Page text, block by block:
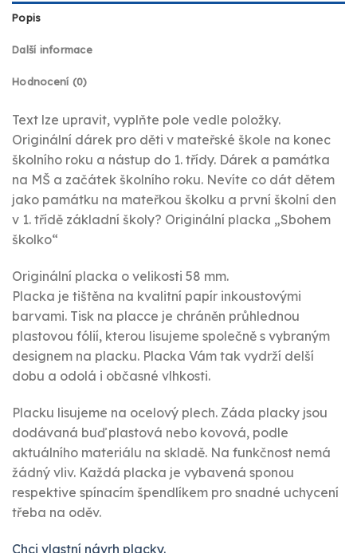
Popis
Další informace
Hodnocení (0)
Text lze upravit, vyplňte pole vedle položky.
Originální dárek pro děti v mateřské škole na konec
školního roku a nástup do 1. třídy. Dárek a památka
na MŠ a začátek školního roku. Nevíte co dát dětem
jako památku na mateřkou školku a první školní den
v 1. třídě základní školy? Originální placka „Sbohem
školko“
Originální placka o velikosti 58 mm.
Placka je tištěna na kvalitní papír inkoustovými
barvami. Tisk na placce je chráněn průhlednou
plastovou fólií, kterou lisujeme společně s vybraným
designem na placku. Placka Vám tak vydrží delší
dobu a odolá i občasné vlhkosti.
Placku lisujeme na ocelový plech. Záda placky jsou
dodávaná buď plastová nebo kovová, podle
aktuálního materiálu na skladě. Na funkčnost nemá
žádný vliv. Každá placka je vybavená sponou
respektive spínacím špendlíkem pro snadné uchycení
třeba na oděv.
Chci vlastní návrh placky.